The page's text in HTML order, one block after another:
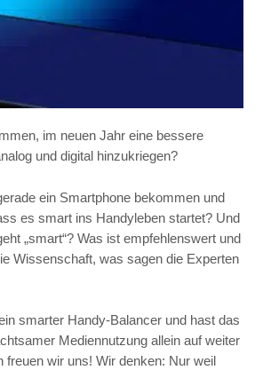
im neuen Jahr eine bessere
und digital hinzukriegen?
ein Smartphone bekommen und
es smart ins Handyleben startet? Und
„smart“? Was ist empfehlenswert und
Wissenschaft, was sagen die Experten
smarter Handy-Balancer und hast das
Mediennutzung allein auf weiter
freuen wir uns! Wir denken: Nur weil